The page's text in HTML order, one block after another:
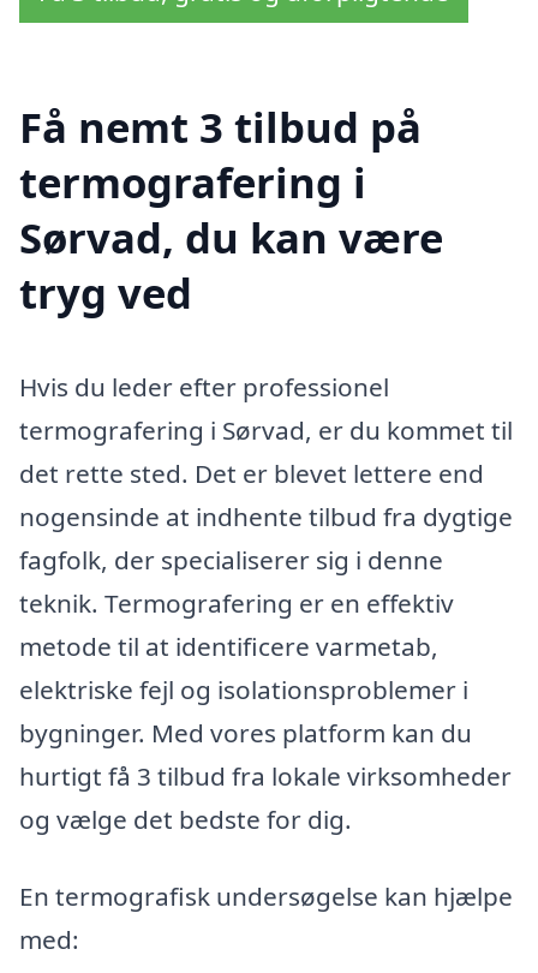
Få nemt 3 tilbud på
termografering i
Sørvad, du kan være
tryg ved
Hvis du leder efter professionel
termografering i Sørvad, er du kommet til
det rette sted. Det er blevet lettere end
nogensinde at indhente tilbud fra dygtige
fagfolk, der specialiserer sig i denne
teknik. Termografering er en effektiv
metode til at identificere varmetab,
elektriske fejl og isolationsproblemer i
bygninger. Med vores platform kan du
hurtigt få 3 tilbud fra lokale virksomheder
og vælge det bedste for dig.
En termografisk undersøgelse kan hjælpe
med: